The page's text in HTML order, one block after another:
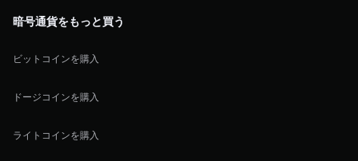
暗号通貨をもっと買う
ビットコインを購入
ドージコインを購入
ライトコインを購入